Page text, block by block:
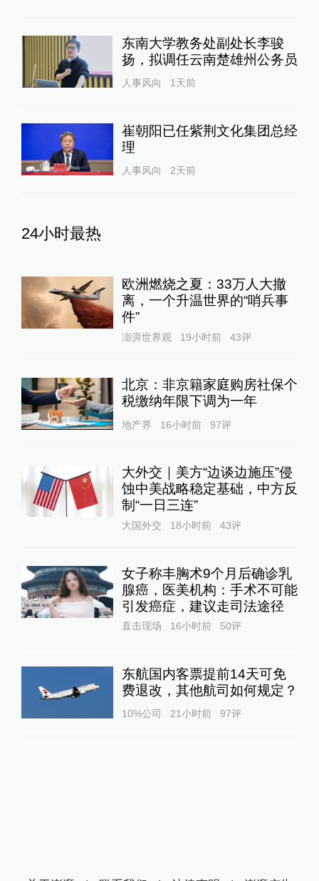
东南大学教务处副处长李骏
扬，拟调任云南楚雄州公务员
人事风向 1天前
崔朝阳已任紫荆文化集团总经
理
人事风向 2天前
24小时最热
欧洲燃烧之夏：33万人大撤
离，一个升温世界的“哨兵事
件”
澎湃世界观 19小时前 43评
北京：非京籍家庭购房社保个
税缴纳年限下调为一年
地产界 16小时前 97评
大外交｜美方“边谈边施压”侵
蚀中美战略稳定基础，中方反
制“一日三连”
大国外交 18小时前 43评
女子称丰胸术9个月后确诊乳
腺癌，医美机构：手术不可能
引发癌症，建议走司法途径
直击现场 16小时前 50评
东航国内客票提前14天可免
费退改，其他航司如何规定？
10%公司 21小时前 97评